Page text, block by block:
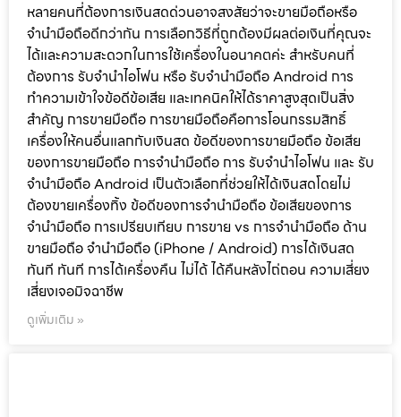
หลายคนที่ต้องการเงินสดด่วนอาจสงสัยว่าจะขายมือถือหรือ
จำนำมือถือดีกว่ากัน การเลือกวิธีที่ถูกต้องมีผลต่อเงินที่คุณจะ
ได้และความสะดวกในการใช้เครื่องในอนาคตค่ะ สำหรับคนที่
ต้องการ รับจำนำไอโฟน หรือ รับจำนำมือถือ Android การ
ทำความเข้าใจข้อดีข้อเสีย และเทคนิคให้ได้ราคาสูงสุดเป็นสิ่ง
สำคัญ การขายมือถือ การขายมือถือคือการโอนกรรมสิทธิ์
เครื่องให้คนอื่นแลกกับเงินสด ข้อดีของการขายมือถือ ข้อเสีย
ของการขายมือถือ การจำนำมือถือ การ รับจำนำไอโฟน และ รับ
จำนำมือถือ Android เป็นตัวเลือกที่ช่วยให้ได้เงินสดโดยไม่
ต้องขายเครื่องทิ้ง ข้อดีของการจำนำมือถือ ข้อเสียของการ
จำนำมือถือ การเปรียบเทียบ การขาย vs การจำนำมือถือ ด้าน
ขายมือถือ จำนำมือถือ (iPhone / Android) การได้เงินสด
ทันที ทันที การได้เครื่องคืน ไม่ได้ ได้คืนหลังไถ่ถอน ความเสี่ยง
เสี่ยงเจอมิจฉาชีพ
ดูเพิ่มเติม »